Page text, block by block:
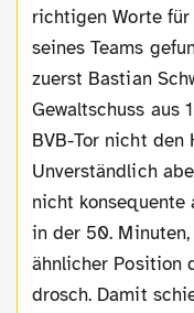
richtigen Worte
seines Teams
zuerst Bastian
Gewaltschuss aus
BVB-Tor nicht den
Unverständlich
nicht konsequente
in der 50.
ähnlicher Position
drosch. Damit